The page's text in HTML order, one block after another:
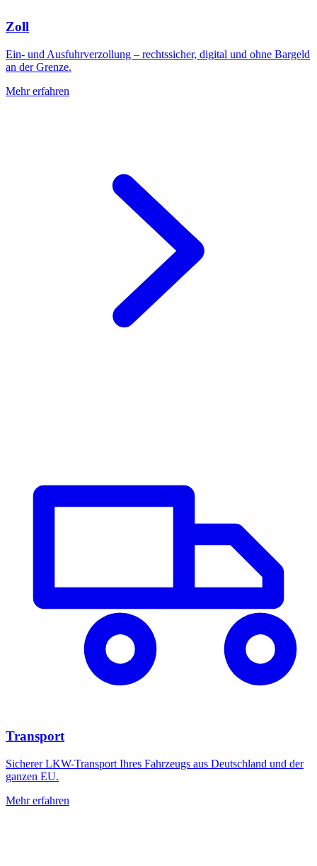
Zoll
Ein- und Ausfuhrverzollung – rechtssicher, digital und ohne Bargeld
an der Grenze.
Mehr erfahren
Transport
Sicherer LKW-Transport Ihres Fahrzeugs aus Deutschland und der
ganzen EU.
Mehr erfahren